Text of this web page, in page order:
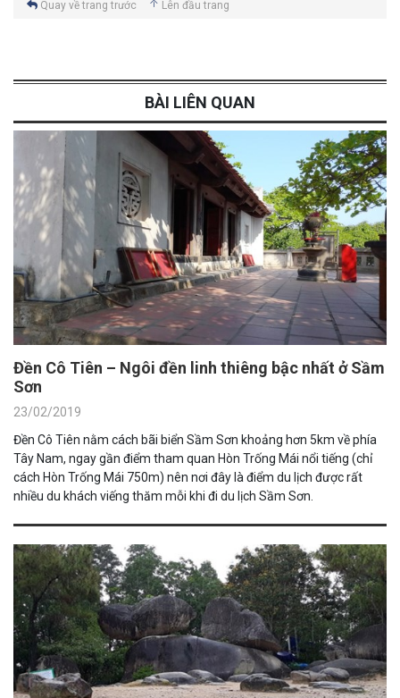
Quay về trang trước Lên đầu trang
BÀI LIÊN QUAN
Đền Cô Tiên – Ngôi đền linh thiêng bậc nhất ở Sầm
Sơn
23/02/2019
Đền Cô Tiên nằm cách bãi biển Sầm Sơn khoảng hơn 5km về phía
Tây Nam, ngay gần điểm tham quan Hòn Trống Mái nổi tiếng (chỉ
cách Hòn Trống Mái 750m) nên nơi đây là điểm du lịch được rất
nhiều du khách viếng thăm mỗi khi đi du lịch Sầm Sơn.